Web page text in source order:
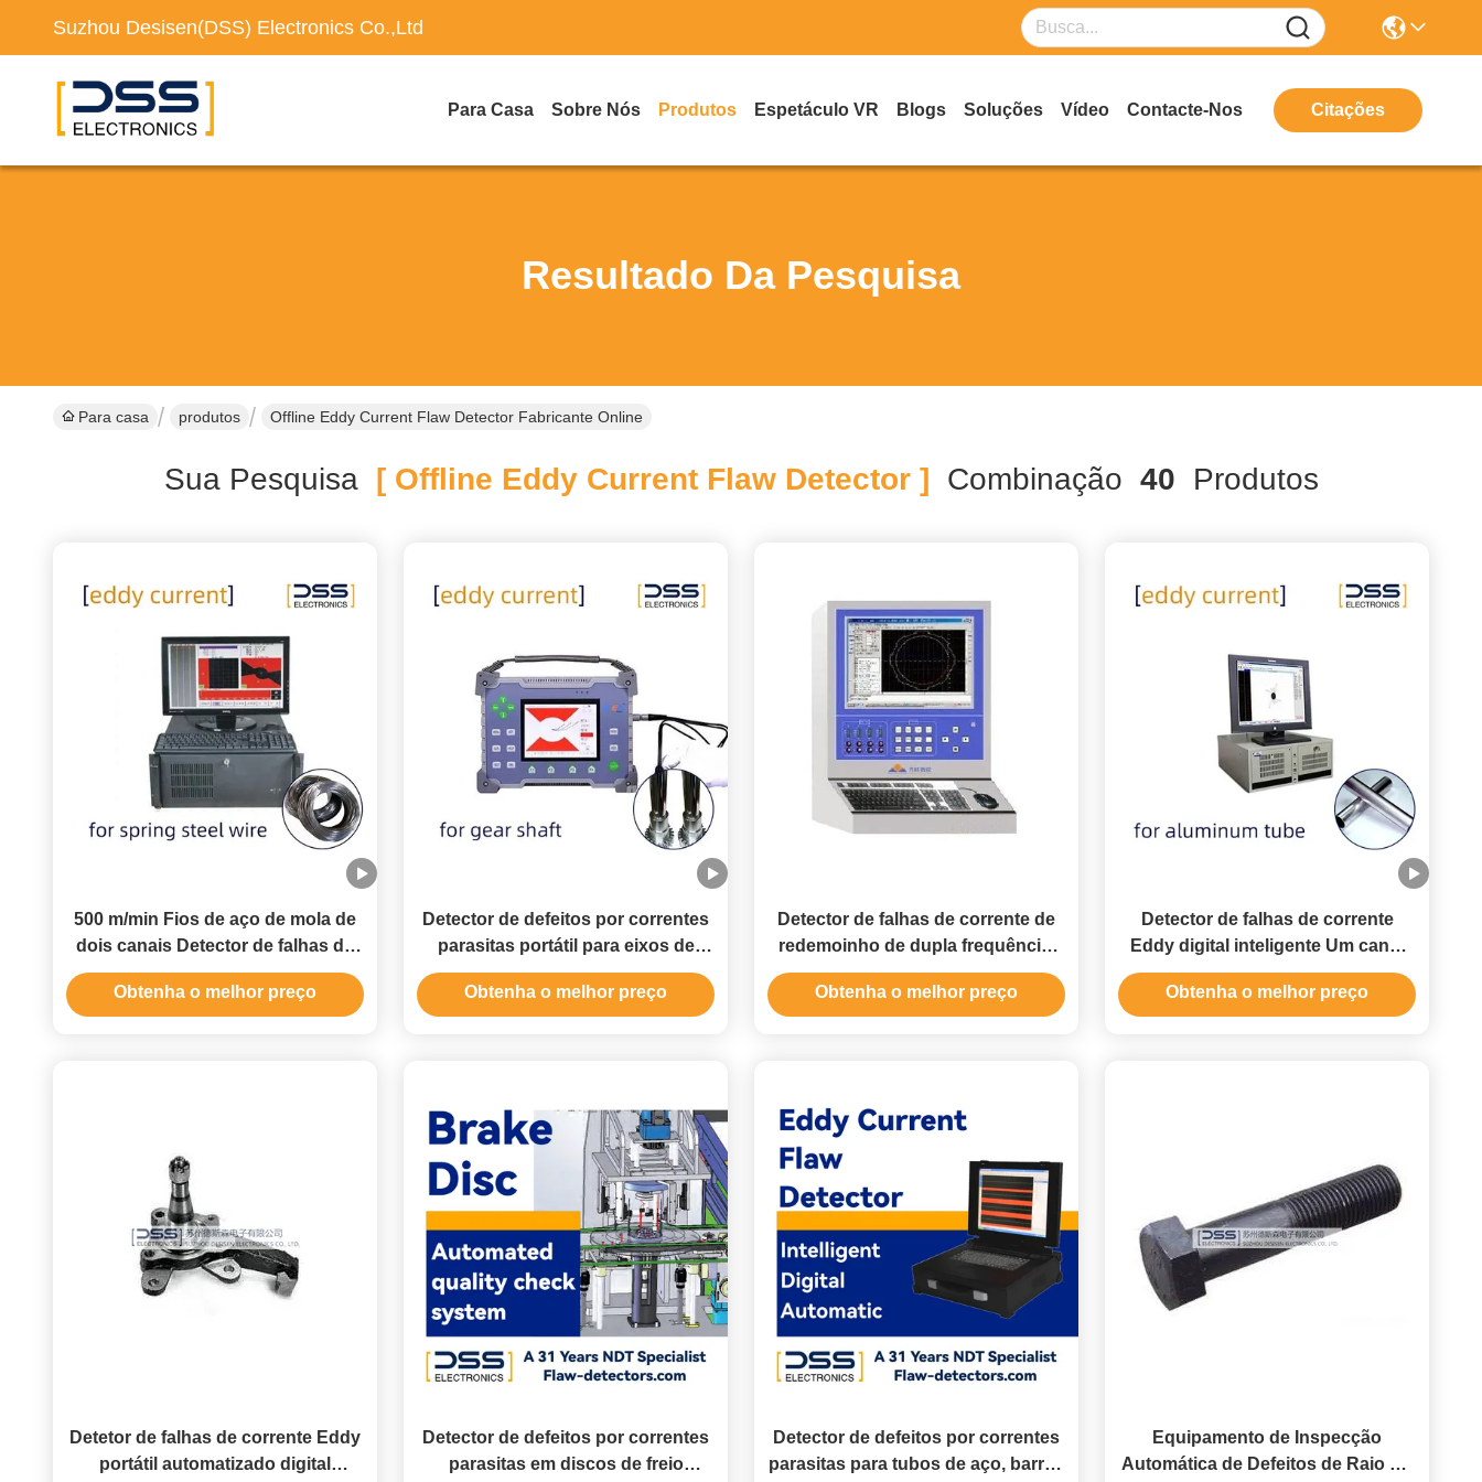
Suzhou Desisen(DSS) Electronics Co.,Ltd
Para Casa Sobre Nós Produtos Espetáculo VR Blogs Soluções Vídeo Contacte-Nos Citações
Resultado Da Pesquisa
Para casa produtos Offline Eddy Current Flaw Detector Fabricante Online
Sua Pesquisa[ Offline Eddy Current Flaw Detector ] Combinação 40 Produtos
500 m/min Fios de aço de mola de
dois canais Detector de falhas de
corrente Eddy Inspeção não
destrutiva
Obtenha o melhor preço
Detector de defeitos por correntes
parasitas portátil para eixos de
engrenagens, em linha e fora de
linha
Obtenha o melhor preço
Detector de falhas de corrente de
redemoinho de dupla frequência,
fácil de operar
Obtenha o melhor preço
Detector de falhas de corrente
Eddy digital inteligente Um canal
de teste relativamente
independente
Obtenha o melhor preço
Detetor de falhas de corrente Eddy
portátil automatizado digital
Detector de defeitos por correntes
parasitas em discos de freio
Detector de defeitos por correntes
parasitas para tubos de aço, barras
Equipamento de Inspecção
Automática de Defeitos de Raio ET